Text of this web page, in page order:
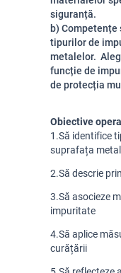
siguranță.
b)
tipurilor de
metalelor.
funcție de
de protecția
Obiective
1.Să identifice
suprafața
2.Să descrie
3.Să asocieze
impuritate
4.Să aplice
curățării